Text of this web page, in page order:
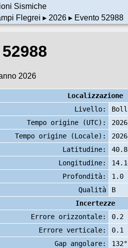
Sismiche
Flegrei ▸ 2026▸ Evento 52988
2026
Localizzazione
Livello:
Tempo origine (UTC):
Tempo origine (Locale):
Latitudine:
Longitudine:
Profondità:
1.0
Qualità
B
Incertezze
Errore orizzontale:
0.2
Errore verticale:
0.1
Gap angolare:
132°